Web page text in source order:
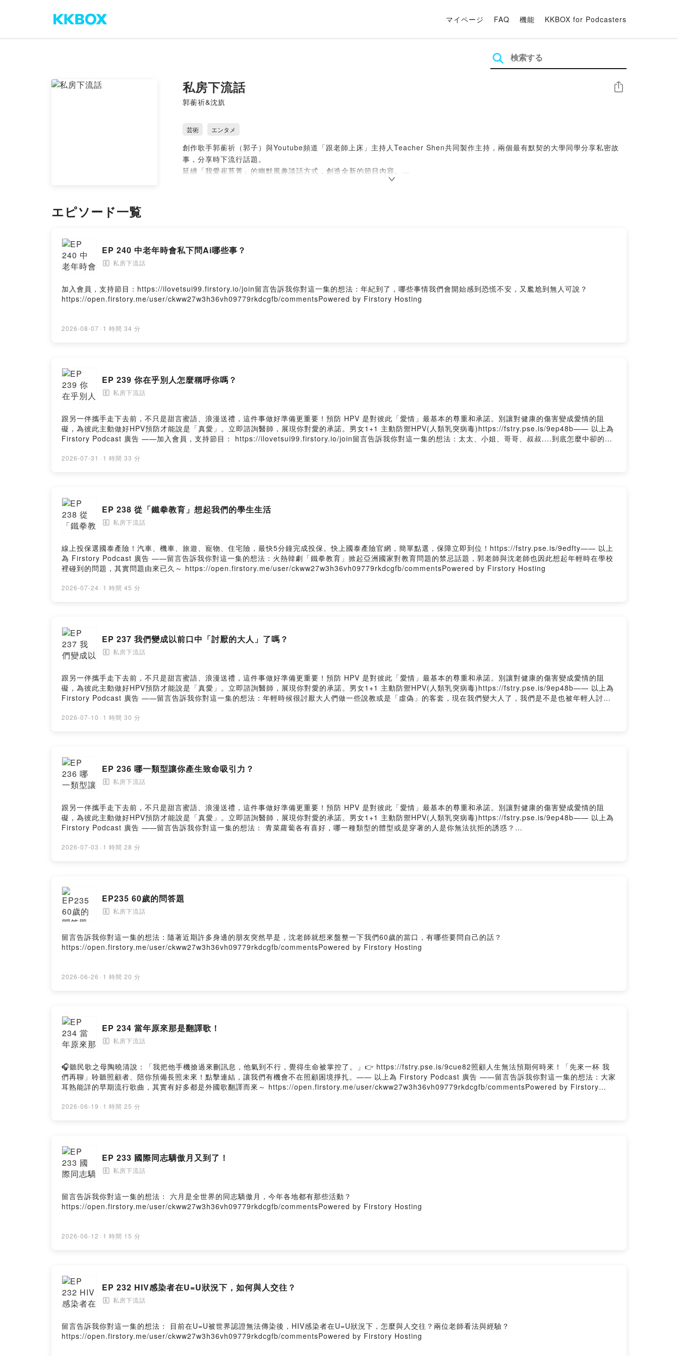
マイページ FAQ 機能 KKBOX for Podcasters
私房下流話
郭蘅祈&沈斻
シェア
芸術 エンタメ
創作歌手郭蘅祈（郭子）與Youtube頻道「跟老師上床」主持人Teacher Shen共同製作主持，兩個最有默契的大學同學分享私密故
事，分享時下流行話題。
延續「我愛崔苔菁」的幽默風趣談話方式，創造全新的節目內容。
Powered by Firstory Hosting
エピソード一覧
EP 240 中老年時會私下問Ai哪些事？
🄴 私房下流話
加入會員，支持節目：https://ilovetsui99.firstory.io/join留言告訴我你對這一集的想法：年紀到了，哪些事情我們會開始感到恐慌不安，又尷尬到無人可說？
https://open.firstory.me/user/ckww27w3h36vh09779rkdcgfb/commentsPowered by Firstory Hosting
2026-08-07 · 1 時間 34 分
EP 239 你在乎別人怎麼稱呼你嗎？
🄴 私房下流話
跟另一伴攜手走下去前，不只是甜言蜜語、浪漫送禮，這件事做好準備更重要！預防 HPV 是對彼此「愛情」最基本的尊重和承諾。別讓對健康的傷害變成愛情的阻
礙，為彼此主動做好HPV預防才能說是「真愛」。立即諮詢醫師，展現你對愛的承諾。男女1+1 主動防禦HPV(人類乳突病毒)https://fstry.pse.is/9ep48b—— 以上為
Firstory Podcast 廣告 ——加入會員，支持節目： https://ilovetsui99.firstory.io/join留言告訴我你對這一集的想法：太太、小姐、哥哥、叔叔....到底怎麼中卻的稱
https://open.firstory.me/user/ckww27w3h36vh09779rkdcgfb/commentsPowered by Firstory Hosting
2026-07-31 · 1 時間 33 分
EP 238 從「鐵拳教育」想起我們的學生生活
🄴 私房下流話
線上投保選國泰產險！汽車、機車、旅遊、寵物、住宅險，最快5分鐘完成投保。快上國泰產險官網，簡單點選，保障立即到位！https://fstry.pse.is/9edfty—— 以上
為 Firstory Podcast 廣告 ——留言告訴我你對這一集的想法：火熱韓劇「鐵拳教育」掀起亞洲國家對教育問題的禁忌話題，郭老師與沈老師也因此想起年輕時在學校
裡碰到的問題，其實問題由來已久～ https://open.firstory.me/user/ckww27w3h36vh09779rkdcgfb/commentsPowered by Firstory Hosting
2026-07-24 · 1 時間 45 分
EP 237 我們變成以前口中「討厭的大人」了嗎？
🄴 私房下流話
跟另一伴攜手走下去前，不只是甜言蜜語、浪漫送禮，這件事做好準備更重要！預防 HPV 是對彼此「愛情」最基本的尊重和承諾。別讓對健康的傷害變成愛情的阻
礙，為彼此主動做好HPV預防才能說是「真愛」。立即諮詢醫師，展現你對愛的承諾。男女1+1 主動防禦HPV(人類乳突病毒)https://fstry.pse.is/9ep48b—— 以上為
Firstory Podcast 廣告 ——留言告訴我你對這一集的想法：年輕時候很討厭大人們做一些說教或是「虛偽」的客套，現在我們變大人了，我們是不是也被年輕人討
2026-07-10 · 1 時間 30 分
EP 236 哪一類型讓你產生致命吸引力？
🄴 私房下流話
跟另一伴攜手走下去前，不只是甜言蜜語、浪漫送禮，這件事做好準備更重要！預防 HPV 是對彼此「愛情」最基本的尊重和承諾。別讓對健康的傷害變成愛情的阻
礙，為彼此主動做好HPV預防才能說是「真愛」。立即諮詢醫師，展現你對愛的承諾。男女1+1 主動防禦HPV(人類乳突病毒)https://fstry.pse.is/9ep48b—— 以上為
Firstory Podcast 廣告 ——留言告訴我你對這一集的想法： 青菜蘿蔔各有喜好，哪一種類型的體型或是穿著的人是你無法抗拒的誘惑？
2026-07-03 · 1 時間 28 分
EP235 60歲的問答題
🄴 私房下流話
留言告訴我你對這一集的想法：隨著近期許多身邊的朋友突然早是，沈老師就想來盤整一下我們60歲的當口，有哪些要問自己的話？
https://open.firstory.me/user/ckww27w3h36vh09779rkdcgfb/commentsPowered by Firstory Hosting
2026-06-26 · 1 時間 20 分
EP 234 當年原來那是翻譯歌！
🄴 私房下流話
🎧聽民歌之母陶曉清說：「我把他手機搶過來刪訊息，他氣到不行，覺得生命被掌控了。」👉 https://fstry.pse.is/9cue82照顧人生無法預期何時來！「先來一杯 我
們再聊」聆聽照顧者、陪你預備長照未來！點擊連結，讓我們有機會不在照顧困境掙扎。—— 以上為 Firstory Podcast 廣告 ——留言告訴我你對這一集的想法：大家
耳熟能詳的早期流行歌曲，其實有好多都是外國歌翻譯而來～ https://open.firstory.me/user/ckww27w3h36vh09779rkdcgfb/commentsPowered by Firstory
2026-06-19 · 1 時間 25 分
EP 233 國際同志驕傲月又到了！
🄴 私房下流話
留言告訴我你對這一集的想法： 六月是全世界的同志驕傲月，今年各地都有那些活動？
https://open.firstory.me/user/ckww27w3h36vh09779rkdcgfb/commentsPowered by Firstory Hosting
2026-06-12 · 1 時間 15 分
EP 232 HIV感染者在U=U狀況下，如何與人交往？
🄴 私房下流話
留言告訴我你對這一集的想法： 目前在U=U被世界認證無法傳染後，HIV感染者在U=U狀況下，怎麼與人交往？兩位老師看法與經驗？
https://open.firstory.me/user/ckww27w3h36vh09779rkdcgfb/commentsPowered by Firstory Hosting